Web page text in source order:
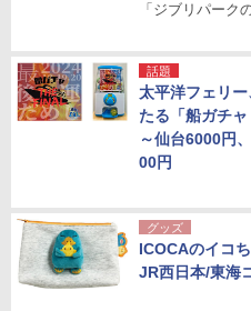
「ジブリパーク
話題
太平洋フェリ
たる「船ガチ
～仙台6000円
00円
グッズ
ICOCAのイコ
JR西日本/東海